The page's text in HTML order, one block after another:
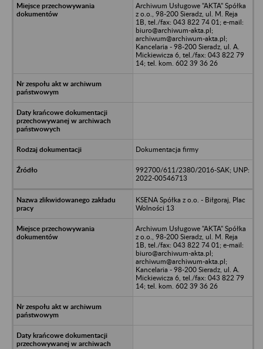
Archiwum Usługowe "AKTA" Spółka
z o.o., 98-200 Sieradz, ul. M. Reja
1B, tel./fax: 043 822 74 01; e-mail:
biuro@archiwum-akta.pl;
archiwum@archiwum-akta.pl;
Kancelaria - 98-200 Sieradz, ul. A.
Mickiewicza 6, tel./fax: 043 822 79
14; tel. kom. 602 39 36 26
Dokumentacja firmy
992700/611/2380/2016-SAK; UNP:
2022-00546713
KSENA Spółka z o.o. - Biłgoraj, Plac
Wolności 13
Archiwum Usługowe "AKTA" Spółka
z o.o., 98-200 Sieradz, ul. M. Reja
1B, tel./fax: 043 822 74 01; e-mail:
biuro@archiwum-akta.pl;
archiwum@archiwum-akta.pl;
Kancelaria - 98-200 Sieradz, ul. A.
Mickiewicza 6, tel./fax: 043 822 79
14; tel. kom. 602 39 36 26